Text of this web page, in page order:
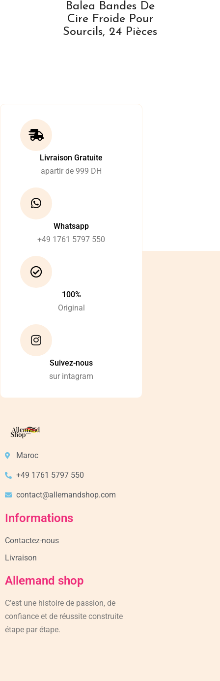
Balea Bandes De
Cire Froide Pour
Sourcils, 24 Pièces
Livraison Gratuite
apartir de 999 DH
Whatsapp
+49 1761 5797 550
100%
Original
Suivez-nous
sur intagram
Maroc
+49 1761 5797 550
contact@allemandshop.com
Informations
Contactez-nous
Livraison
Allemand shop
C’est une histoire de passion, de
confiance et de réussite construite
étape par étape.